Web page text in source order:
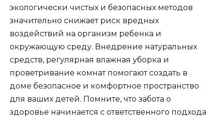
экологически чистых и безопасных методов
значительно снижает риск вредных
воздействий на организм ребенка и
окружающую среду. Внедрение натуральных
средств, регулярная влажная уборка и
проветривание комнат помогают создать в
доме безопасное и комфортное пространство
для ваших детей. Помните, что забота о
здоровье начинается с ответственного подхода